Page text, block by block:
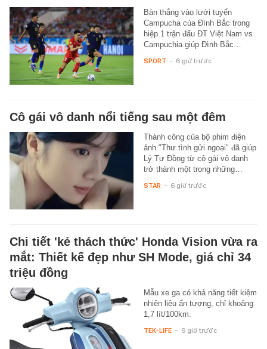
Bàn thắng vào lưới tuyển
Campucha của Đình Bắc trong
hiệp 1 trận đấu ĐT Việt Nam vs
Campuchia giúp Đình Bắc…
SPORT - 6 giờ trước
Cô gái vô danh nổi tiếng sau một đêm
Thành công của bộ phim điện
ảnh "Thư tình gửi ngoại" đã giúp
Lý Tư Đồng từ cô gái vô danh
trở thành một trong những…
STAR - 6 giờ trước
Chi tiết 'kẻ thách thức' Honda Vision vừa ra
mắt: Thiết kế đẹp như SH Mode, giá chỉ 34
triệu đồng
Mẫu xe ga có khả năng tiết kiệm
nhiên liệu ấn tượng, chỉ khoảng
1,7 lít/100km.
TEK-LIFE - 6 giờ trước